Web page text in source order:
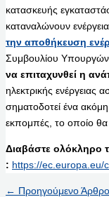
κατασκευής
καταναλώνουν
την αποθήκευση
Συμβουλίου Υπουργών
να επιταχυνθεί η
ηλεκτρικής ενέργειας
σηματοδοτεί ένα
εκπομπές, το οποίο θα
Διαβάστε ολόκληρο
: https://ec.europa.eu/
← Προηγούμενο Άρθρο